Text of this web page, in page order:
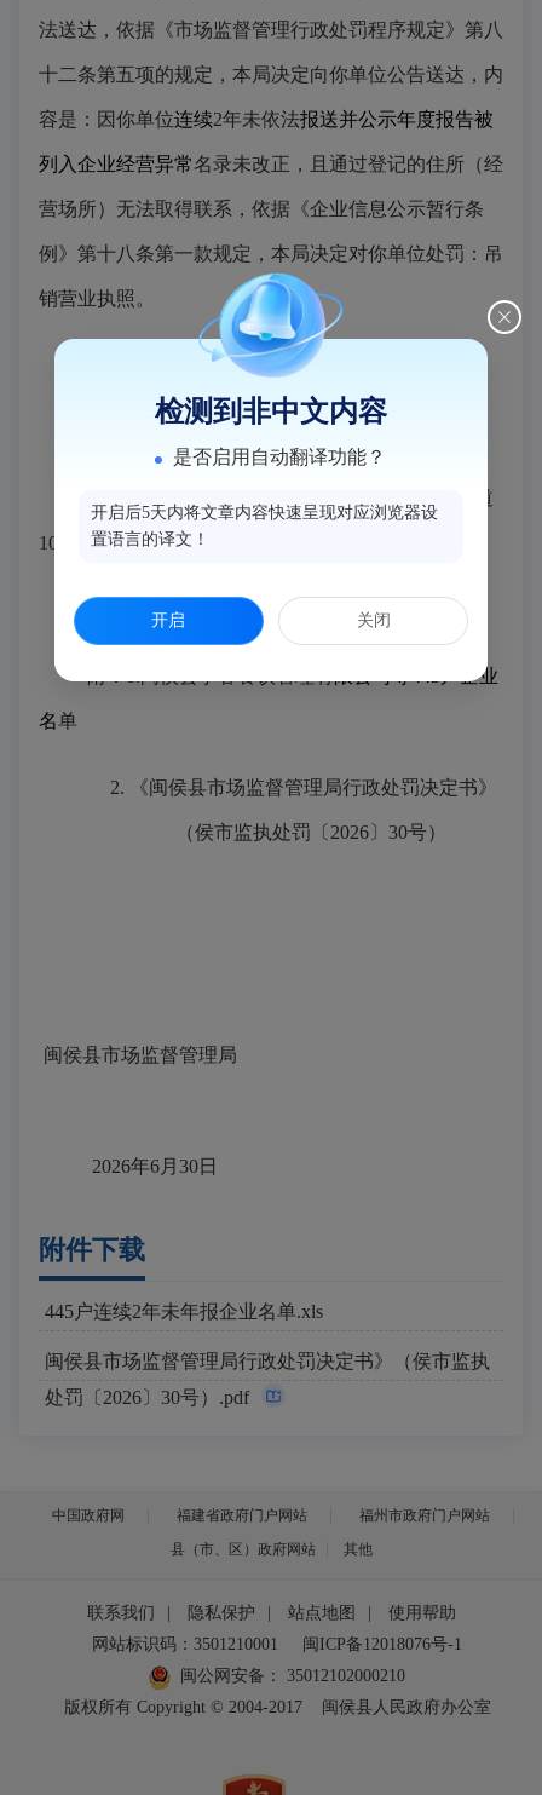
法送达，依据《市场监督管理行政处罚程序规定》第八
十二条第五项的规定，本局决定向你单位公告送达，内
容是：因你单位连续2年未依法报送并公示年度报告被
列入企业经营异常名录未改正，且通过登记的住所（经
营场所）无法取得联系，依据 《企业信息公示暂行条
例》第十八条第一款规定，本局决定对你单位处罚：吊
销营业执照。
自公告发布之日起经过三十日，即视为送达。
联系人：黄书铭 联系电话： 0591-22068315
联系地址：福建省闽侯县甘蔗街道昙石山西大道
100
户企业
名单
2. 《闽侯县市场监督管理局行政处罚决定书》
（侯市监执处罚〔 2026〕 30号）
闽侯县市场监督管理局
2026年6月30日
附件下载
445户连续2年未年报企业名单.xls
闽侯县市场监督管理局行政处罚决定书》（侯市监执
处罚〔2026〕30号）.pdf
中国政府网 福建省政府门户网站
福州市政府门户网站
县（市、区）政府网站
其他
联系我们 隐私保护 站点地图
使用帮助
网站标识码：3501210001
闽ICP备12018076号-1
闽公网安备：
35012102000210
版权所有 Copyright © 2004-2017
闽侯县人民政府办公室
检测到非中文内容
是否启用自动翻译功能？
开启后5天内将文章内容快速呈现对应浏览器设
置语言的译文！
开启 关闭